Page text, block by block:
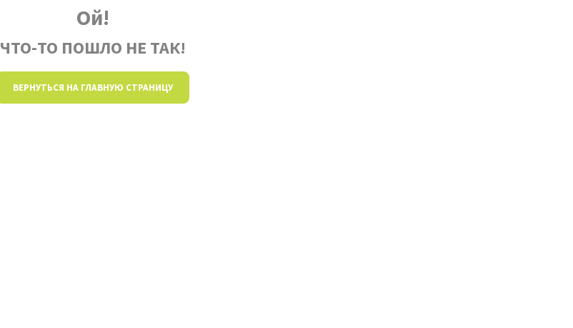
Ой!
ЧТО-ТО ПОШЛО НЕ ТАК!
ВЕРНУТЬСЯ НА ГЛАВНУЮ СТРАНИЦУ